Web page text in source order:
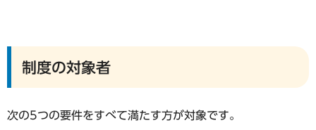
制度の対象者
次の5つの要件をすべて満たす方が対象です。